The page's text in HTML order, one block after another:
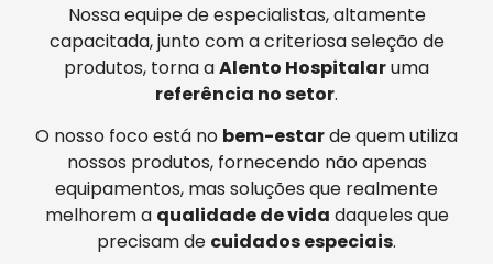
Nossa equipe de especialistas, altamente
capacitada, junto com a criteriosa seleção de
produtos, torna aAlento Hospitalaruma
referência no setor.
O nosso foco está no bem-estarde quem utiliza
nossos produtos, fornecendo não apenas
equipamentos, mas soluções que realmente
melhorem a qualidade de vida daqueles que
precisam de cuidados especiais.